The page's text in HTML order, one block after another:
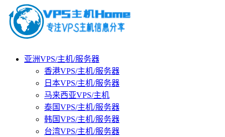
亚洲VPS/主机/服务器
香港VPS/主机/服务器
日本VPS/主机/服务器
马来西亚VPS/主机
泰国VPS/主机/服务器
韩国VPS/主机/服务器
台湾VPS/主机/服务器